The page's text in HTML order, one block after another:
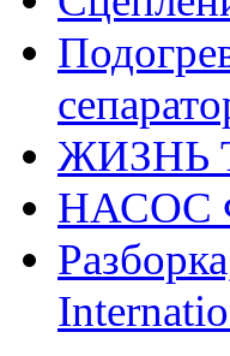
ЖИЗНЬ
НАСОС